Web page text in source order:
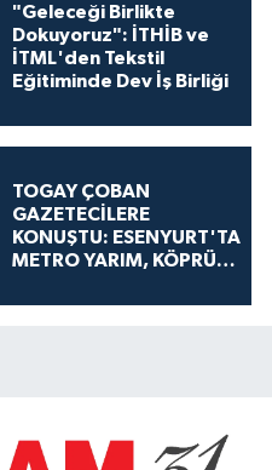
"Geleceği Birlikte
Dokuyoruz": İTHİB ve
İTML'den Tekstil
Eğitiminde Dev İş Birliği
TOGAY ÇOBAN
GAZETECİLERE
KONUŞTU: ESENYURT'TA
METRO YARIM, KÖPRÜ
KOKUYOR!